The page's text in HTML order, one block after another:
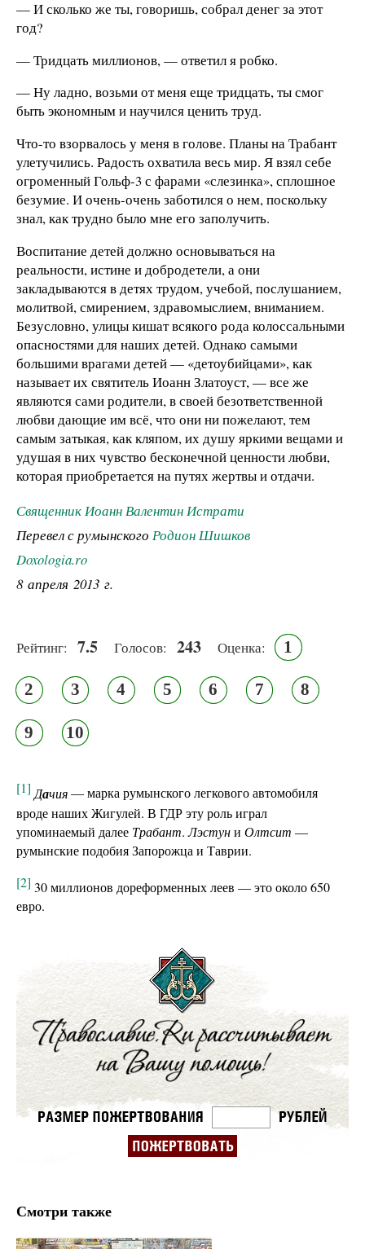
— И сколько же ты, говоришь, собрал денег за этот
год?
— Тридцать миллионов, — ответил я робко.
— Ну ладно, возьми от меня еще тридцать, ты смог
быть экономным и научился ценить труд.
Что-то взорвалось у меня в голове. Планы на Трабант
улетучились. Радость охватила весь мир. Я взял себе
огроменный Гольф-3 с фарами «слезинка», сплошное
безумие. И очень-очень заботился о нем, поскольку
знал, как трудно было мне его заполучить.
Воспитание детей должно основываться на
реальности, истине и добродетели, а они
закладываются в детях трудом, учебой, послушанием,
молитвой, смирением, здравомыслием, вниманием.
Безусловно, улицы кишат всякого рода колоссальными
опасностями для наших детей. Однако самыми
большими врагами детей — «детоубийцами», как
называет их святитель Иоанн Златоуст, — все же
являются сами родители, в своей безответственной
любви дающие им всё, что они ни пожелают, тем
самым затыкая, как кляпом, их душу яркими вещами и
удушая в них чувство бесконечной ценности любви,
которая приобретается на путях жертвы и отдачи.
Священник Иоанн Валентин Истрати
Перевел с румынского Родион Шишков
Doxologia.ro
8 апреля 2013 г.
Рейтинг: 7.5 Голосов: 243 Оценка: 1
2 3 4 5 6 7 8
9 10
[1] Дачия— марка румынского легкового автомобиля
вроде наших Жигулей. В ГДР эту роль играл
упоминаемый далее Трабант.Лэстуни Олтсит —
румынские подобия Запорожца и Таврии.
[2] 30 миллионов дореформенных леев — это около 650
евро.
Смотри также